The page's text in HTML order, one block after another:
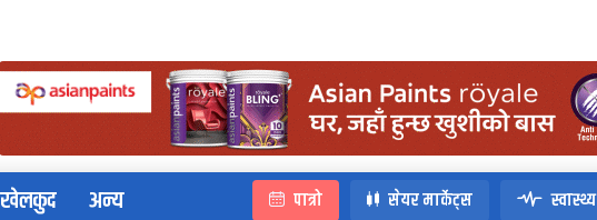
खेलकुद अन्य पात्रो सेयर मार्केट्स स्वास्थ्य